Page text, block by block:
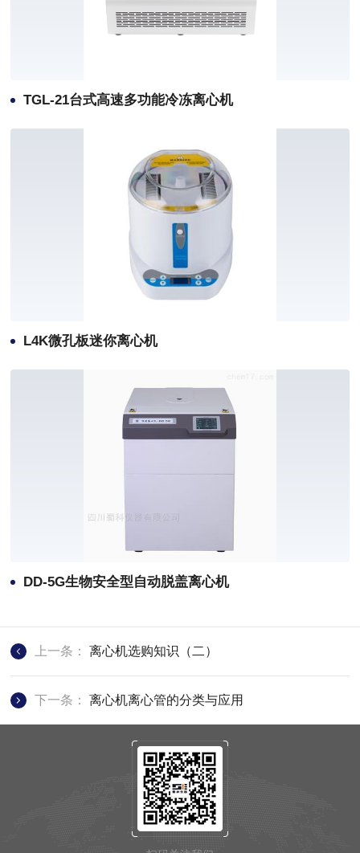
TGL-21台式高速多功能冷冻离心机
L4K微孔板迷你离心机
DD-5G生物安全型自动脱盖离心机
上一条：离心机选购知识（二）
下一条：离心机离心管的分类与应用